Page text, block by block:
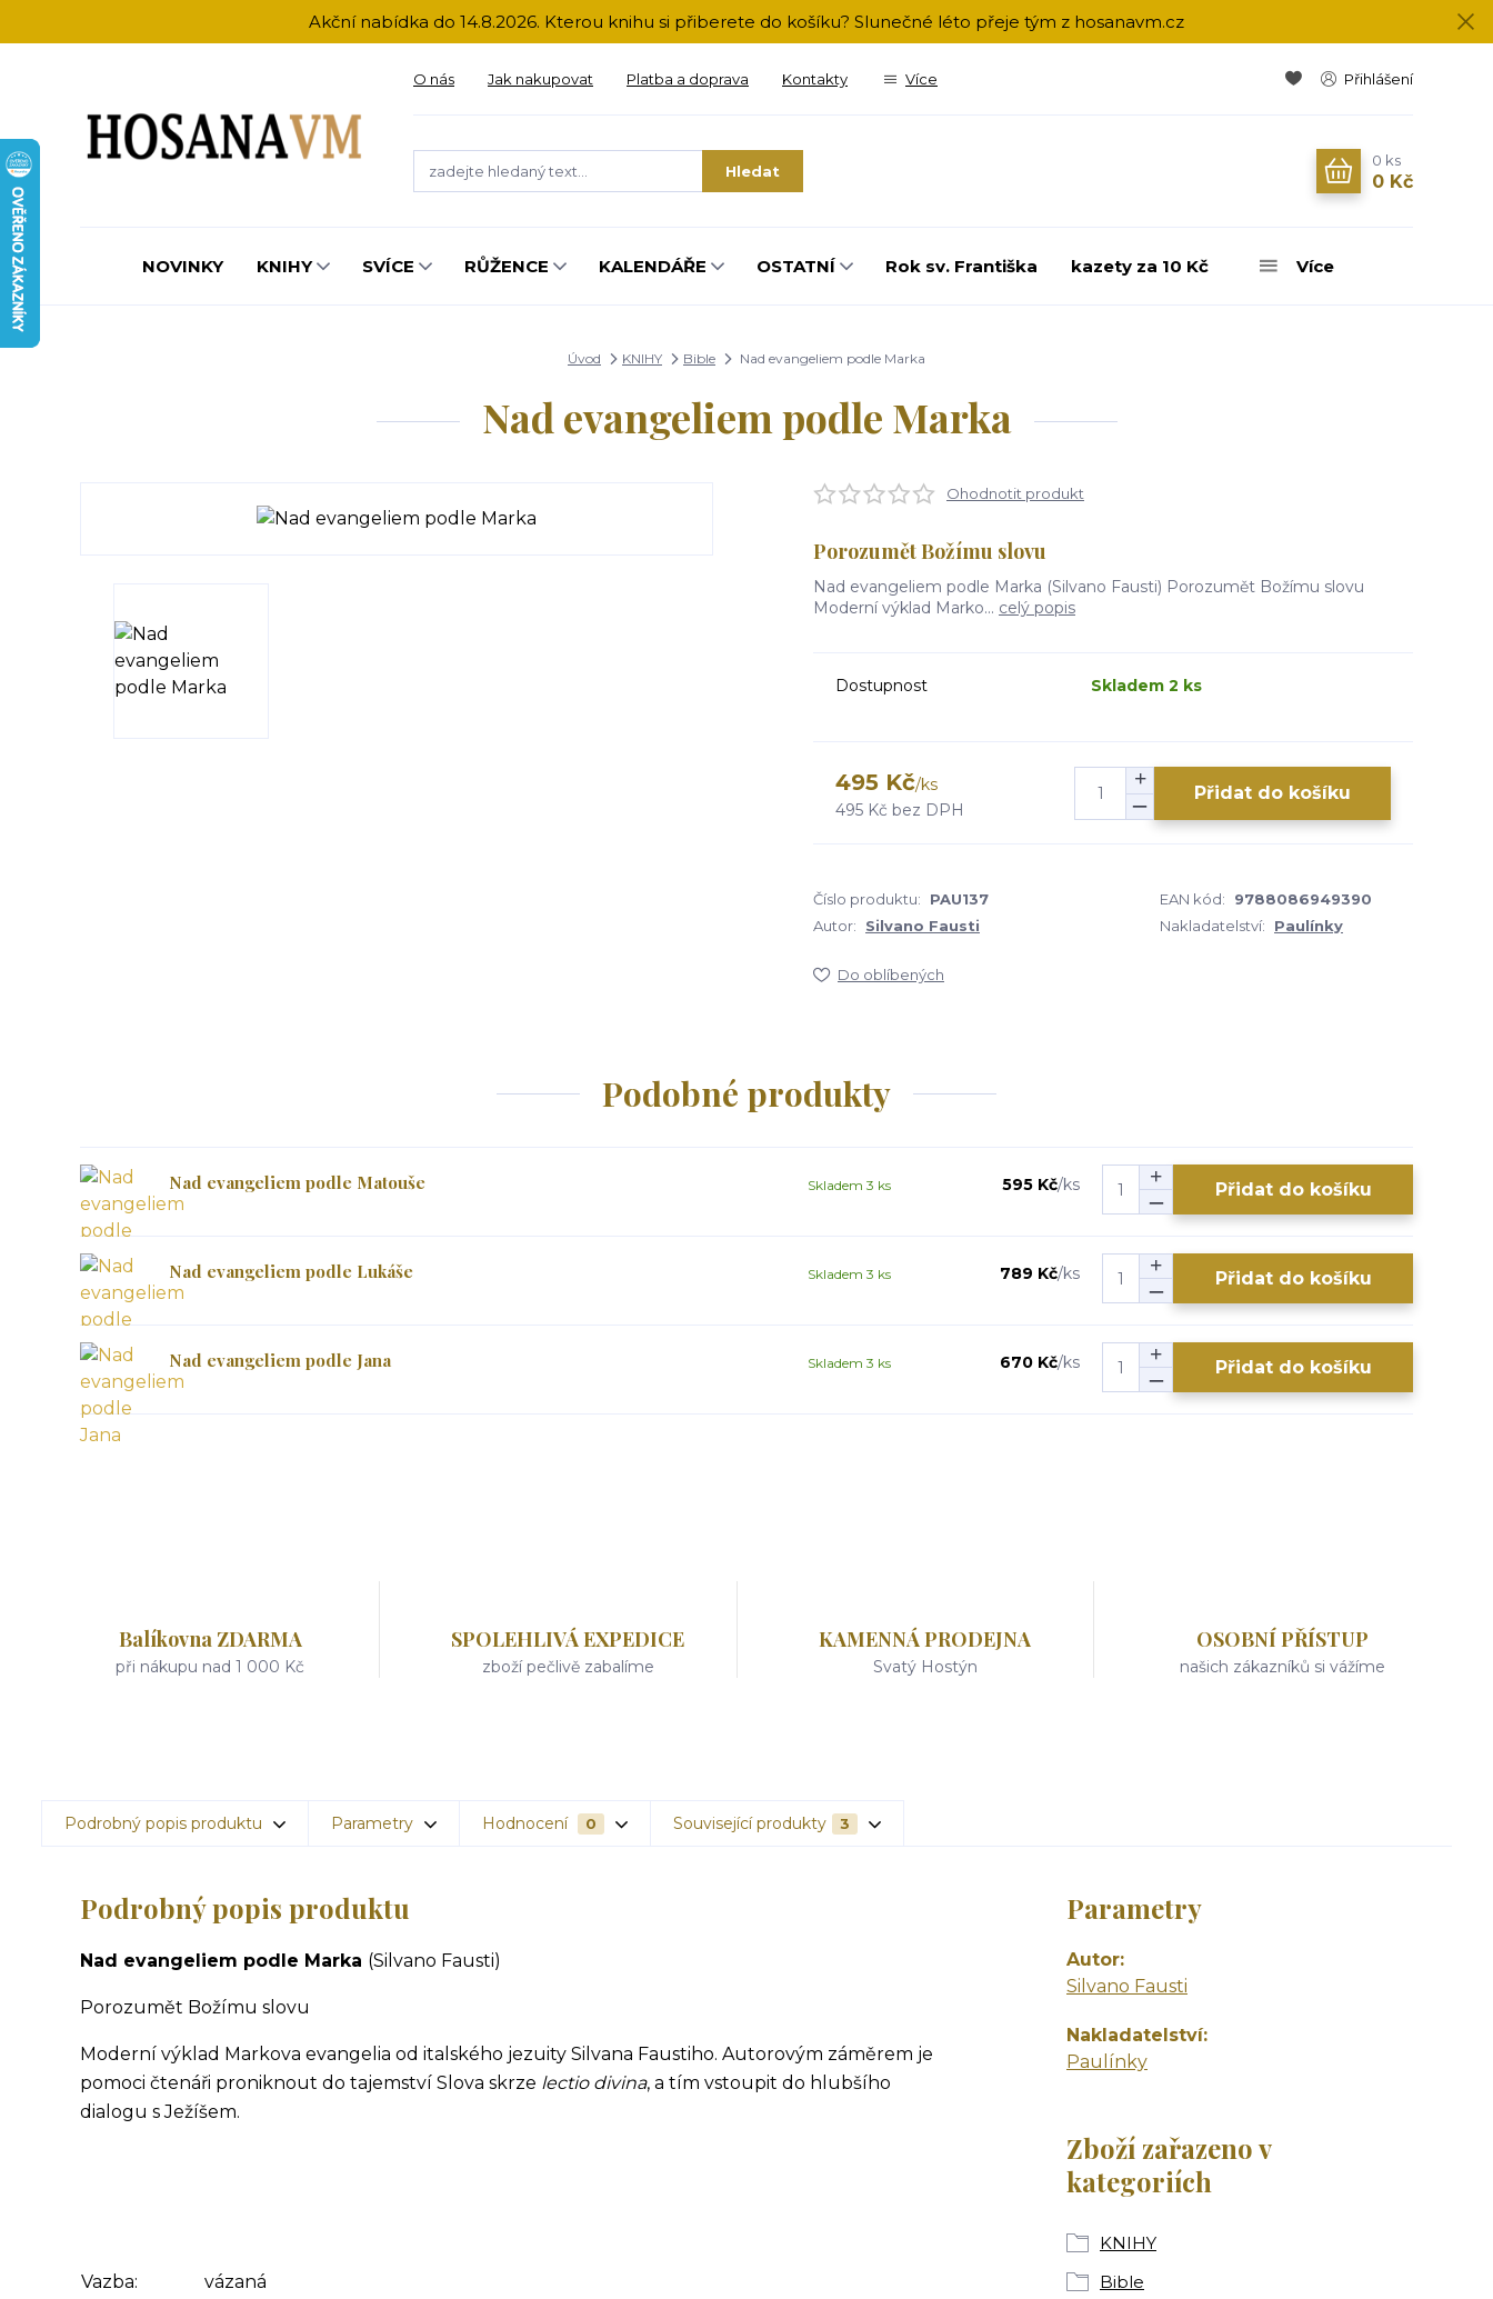
Akční nabídka do 14.8.2026. Kterou knihu si přiberete do košíku? Slunečné léto přeje tým z hosanavm.cz
O nás Jak nakupovat Platba a doprava Kontakty Více Přihlášení
Hledat
0 ks
0 Kč
NOVINKY KNIHY SVÍCE RŮŽENCE KALENDÁŘE OSTATNÍ Rok sv. Františka kazety za 10 Kč Více
Úvod KNIHY Bible Nad evangeliem podle Marka
Nad evangeliem podle Marka
Ohodnotit produkt
Porozumět Božímu slovu
Nad evangeliem podle Marka (Silvano Fausti) Porozumět Božímu slovu
Moderní výklad Marko... celý popis
Dostupnost Skladem 2 ks
495 Kč/ks
495 Kč bez DPH
Přidat do košíku
Číslo produktu: PAU137 EAN kód:
9788086949390
Autor:
Silvano Fausti Nakladatelství: Paulínky
Do oblíbených
Podobné produkty
Nad evangeliem podle Matouše 595 Kč/ks
Skladem 3 ks Přidat do košíku
Nad evangeliem podle Lukáše 789 Kč/ks
Skladem 3 ks Přidat do košíku
Nad evangeliem podle Jana 670 Kč/ks
Skladem 3 ks Přidat do košíku
Balíkovna ZDARMA
při nákupu nad 1 000 Kč
SPOLEHLIVÁ EXPEDICE
zboží pečlivě zabalíme
KAMENNÁ PRODEJNA
Svatý Hostýn
OSOBNÍ PŘÍSTUP
našich zákazníků si vážíme
Podrobný popis produktu Parametry Hodnocení 0 Související produkty 3
Podrobný popis produktu
Nad evangeliem podle Marka (Silvano Fausti)
Porozumět Božímu slovu
Moderní výklad Markova evangelia od italského jezuity Silvana Faustiho. Autorovým záměrem je
pomoci čtenáři proniknout do tajemství Slova skrze lectio divina, a tím vstoupit do hlubšího
dialogu s Ježíšem.
Vazba:
vázaná
Parametry
Autor
Silvano Fausti
Nakladatelství
Paulínky
Zboží zařazeno v
kategoriích
KNIHY
Bible